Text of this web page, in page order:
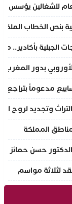
للشغالين
بنص الخطاب الملكي
الجبلية بأكادير..
بدور
حسن حمائز
لثلاثة مواسم